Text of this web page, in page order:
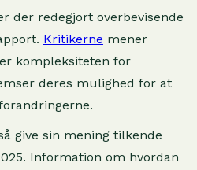
der redegjort overbevisende
Kritikerne mener
kompleksiteten for
deres mulighed for at
give sin mening tilkende
Information om hvordan